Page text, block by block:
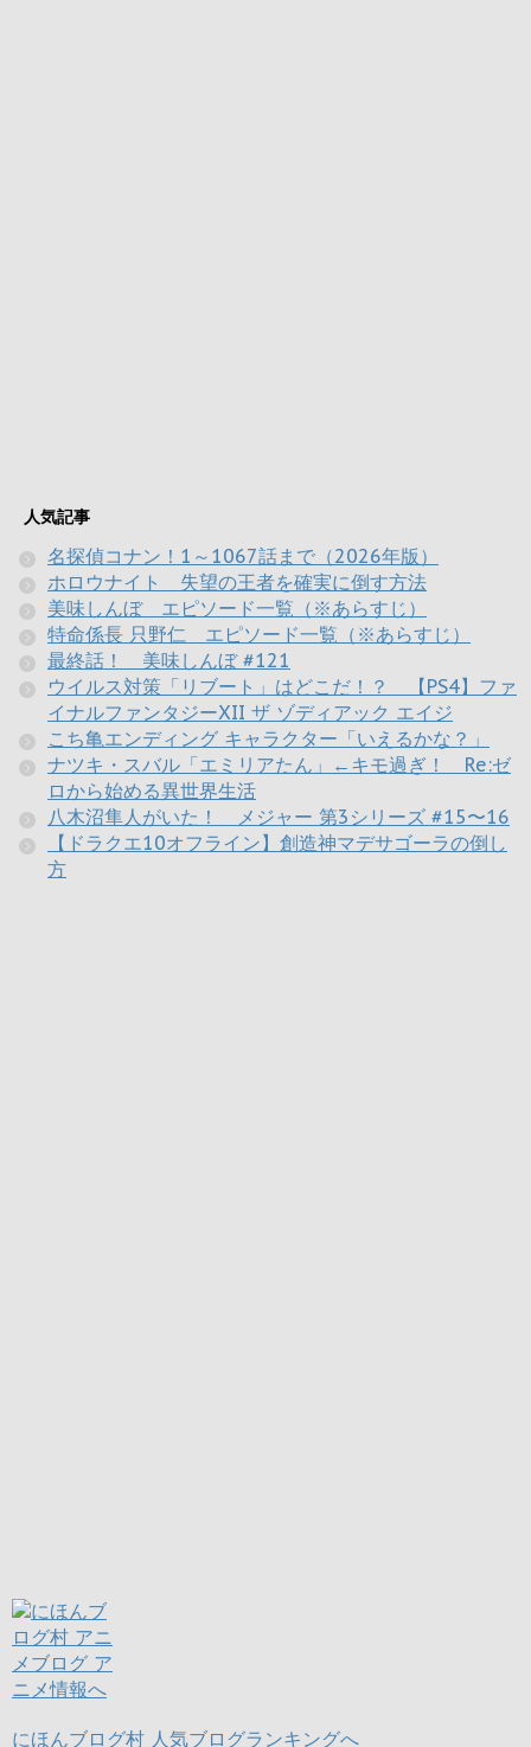
人気記事
名探偵コナン！1～1067話まで（2026年版）
ホロウナイト 失望の王者を確実に倒す方法
美味しんぼ エピソード一覧（※あらすじ）
特命係長 只野仁 エピソード一覧（※あらすじ）
最終話！ 美味しんぼ #121
ウイルス対策「リブート」はどこだ！？ 【PS4】ファ
イナルファンタジーXII ザ ゾディアック エイジ
こち亀エンディング キャラクター「いえるかな？」
ナツキ・スバル「エミリアたん」←キモ過ぎ！ Re:ゼ
ロから始める異世界生活
八木沼隼人がいた！ メジャー 第3シリーズ #15〜16
【ドラクエ10オフライン】創造神マデサゴーラの倒し
方
にほんブログ村 人気ブログランキングへ